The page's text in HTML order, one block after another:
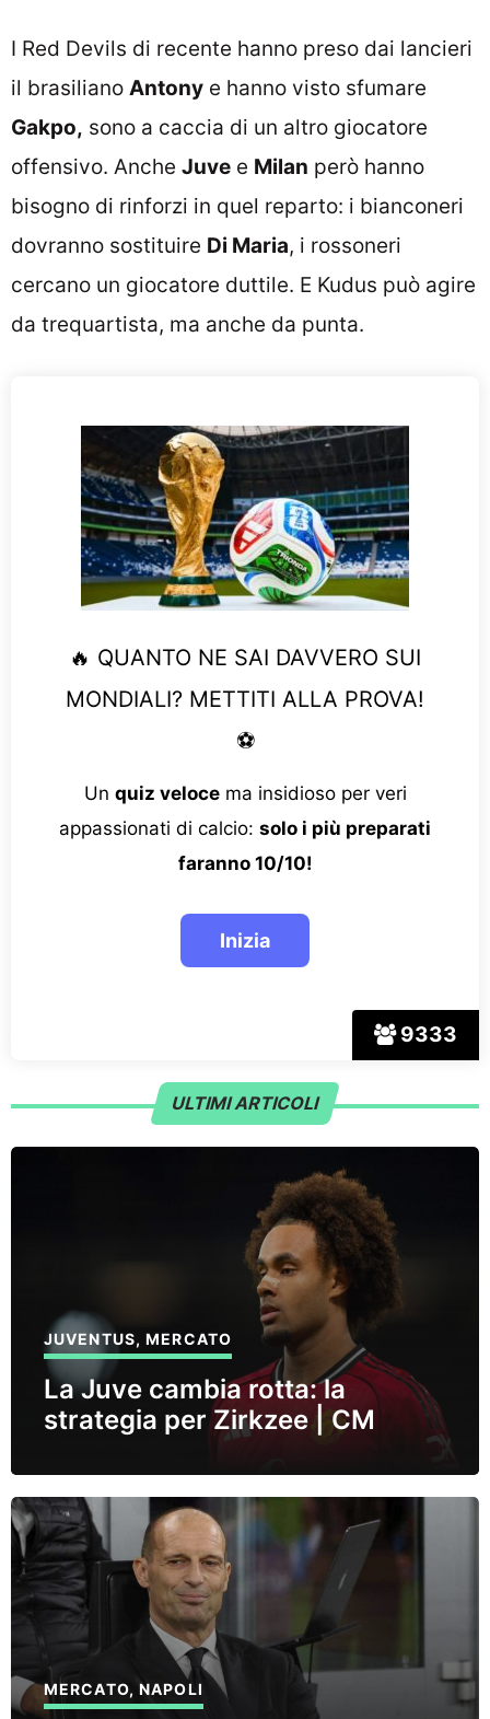
I Red Devils di recente hanno preso dai lancieri
il brasiliano Antony e hanno visto sfumare
Gakpo, sono a caccia di un altro giocatore
offensivo. Anche Juve e Milan però hanno
bisogno di rinforzi in quel reparto: i bianconeri
dovranno sostituire Di Maria, i rossoneri
cercano un giocatore duttile. E Kudus può agire
da trequartista, ma anche da punta.
9333
🔥 QUANTO NE SAI DAVVERO SUI
MONDIALI? METTITI ALLA PROVA!
⚽
Un quiz velocema insidioso per veri
appassionati di calcio: solo i più preparati
faranno 10/10!
ULTIMI ARTICOLI
JUVENTUS,MERCATO
La Juve cambia rotta: la
strategia per Zirkzee | CM
MERCATO, NAPOLI